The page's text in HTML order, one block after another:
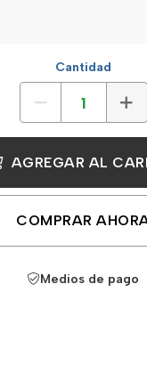
Cantidad
AGREGAR AL
COMPRAR
Medios de pago